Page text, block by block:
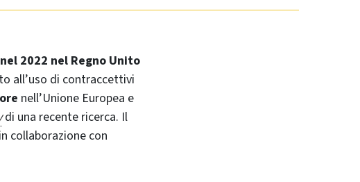
2022 nel Regno Unito
all’uso di contraccettivi
nell’Unione Europea e
di una recente ricerca. Il
in collaborazione con